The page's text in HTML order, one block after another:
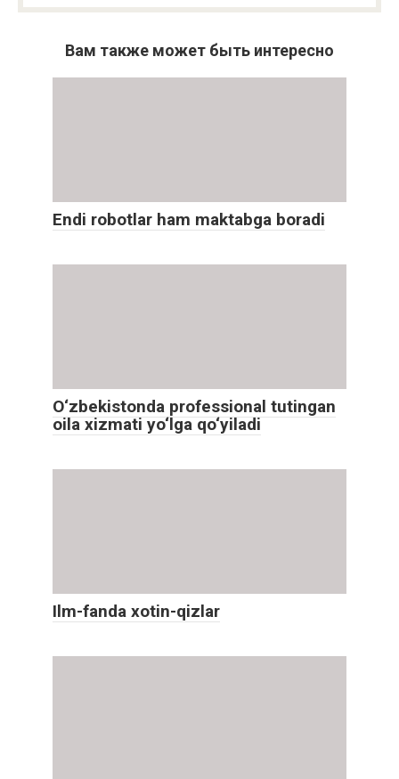
Вам также может быть интересно
Endi robotlar ham maktabga boradi
O‘zbekistonda professional tutingan
oila xizmati yo‘lga qo‘yiladi
Ilm-fanda xotin-qizlar